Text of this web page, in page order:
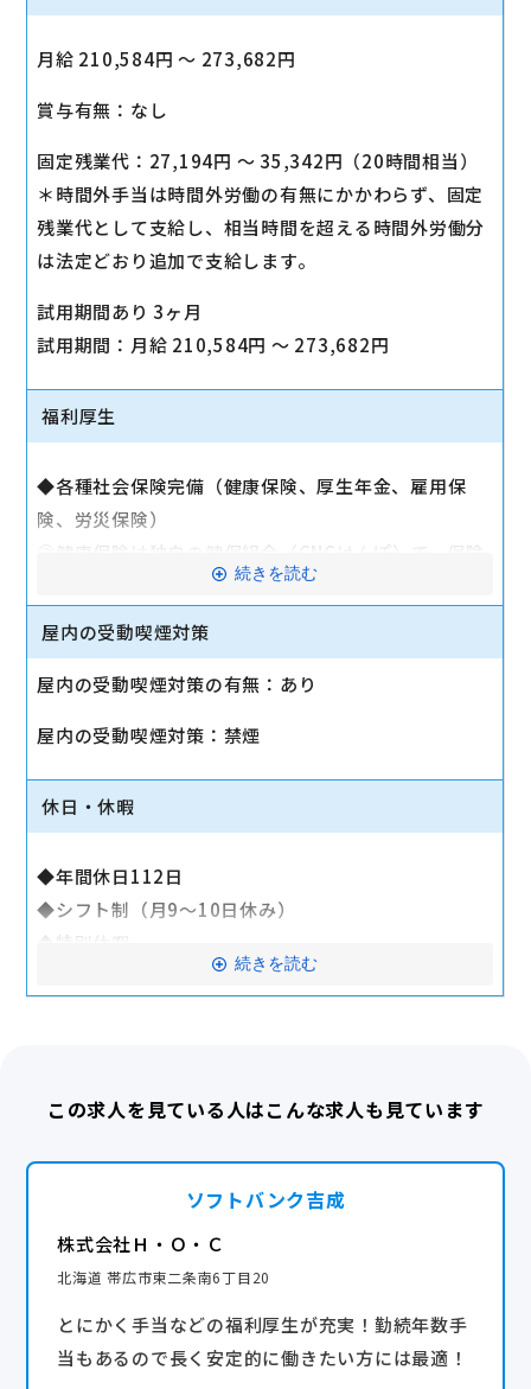
月給 210,584円 〜 273,682円
賞与有無：なし
固定残業代：27,194円 〜 35,342円（20時間相当）
＊時間外手当は時間外労働の有無にかかわらず、固定
残業代として支給し、相当時間を超える時間外労働分
は法定どおり追加で支給します。
試用期間あり 3ヶ月
試用期間：月給 210,584円 〜 273,682円
福利厚生
◆各種社会保険完備（健康保険、厚生年金、雇用保
険、労災保険）
◎健康保険は独自の健保組合（CNCけんぽ）で、保険
◆定期健康診断（年1回）
◆交通費全額支給（一部社内規定あり）※マイカー通
勤可否は店舗により異なる
◆確定拠出年金制度
◆表彰制度（年2回）
◆制服貸与
◆社員・家族優待購入制度（携帯端末・PCなど）
◆年4回の懇親会（会社負担／上限あり）
◆スマート福利厚生 ※映画館やテーマパークの優待
産休・育休実績あり
続きを読む
屋内の受動喫煙対策
屋内の受動喫煙対策の有無：あり
屋内の受動喫煙対策：禁煙
休日・休暇
◆年間休日112日
◆シフト制（月9～10日休み）
◆特別休暇
◆時短勤務 ※社内規定あり
◆アニバーサリー休暇（年1回、誕生日や結婚記念日
など自身で記念日を設定して休暇取得！）
◇連続休暇制度あり◇
半期に1回、最大6連休取得可能！社内掲示板でも取得
続きを読む
この求人を見ている人はこんな求人も見ています
ソフトバンク吉成
株式会社Ｈ・Ｏ・Ｃ
北海道 帯広市東二条南6丁目20
とにかく手当などの福利厚生が充実！勤続年数手
当もあるので長く安定的に働きたい方には最適！